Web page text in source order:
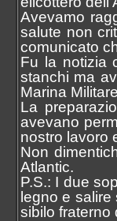
Avevamo
salute non
comunicato
Fu la notizia
stanchi ma
Marina
La
avevano
nostro lavoro
Non
Atlantic.
P.S.: I due
legno e
sibilo fraterno